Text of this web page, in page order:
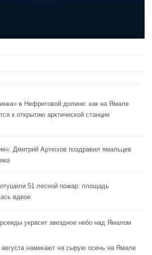
в Нефритовой долине: как на Ямале
к открытию арктической станции
Дмитрий Артюхов поздравил ямальцев
51 лесной пожар: площадь
вдвое
украсит звездное небо над Ямалом
намекают на сырую осень на Ямале